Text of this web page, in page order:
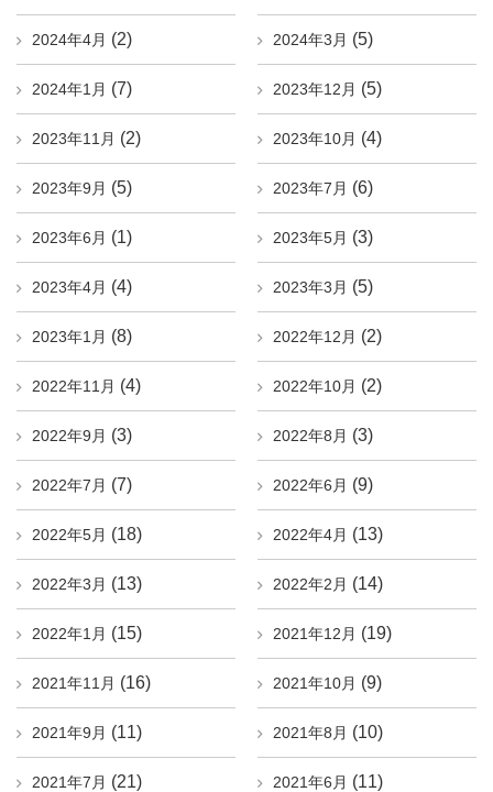
2024年4月 (2) 2024年3月 (5)
2024年1月 (7) 2023年12月 (5)
2023年11月 (2) 2023年10月 (4)
2023年9月 (5) 2023年7月 (6)
2023年6月 (1) 2023年5月 (3)
2023年4月 (4) 2023年3月 (5)
2023年1月 (8) 2022年12月 (2)
2022年11月 (4) 2022年10月 (2)
2022年9月 (3) 2022年8月 (3)
2022年7月 (7) 2022年6月 (9)
2022年5月 (18) 2022年4月 (13)
2022年3月 (13) 2022年2月 (14)
2022年1月 (15) 2021年12月 (19)
2021年11月 (16) 2021年10月 (9)
2021年9月 (11) 2021年8月 (10)
2021年7月 (21) 2021年6月 (11)